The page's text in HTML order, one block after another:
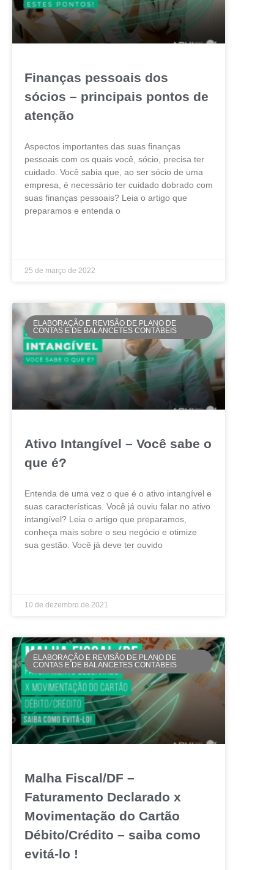
Finanças pessoais dos
sócios – principais pontos de
atenção
Aspectos importantes das suas finanças
pessoais com os quais você, sócio, precisa ter
cuidado. Você sabia que, ao ser sócio de uma
empresa, é necessário ter cuidado dobrado com
suas finanças pessoais? Leia o artigo que
preparamos e entenda o
25 de março de 2022
ELABORAÇÃO E REVISÃO DE PLANO DE
CONTAS E DE BALANCETES CONTÁBEIS
Ativo Intangível – Você sabe o
que é?
Entenda de uma vez o que é o ativo intangível e
suas características. Você já ouviu falar no ativo
intangível? Leia o artigo que preparamos,
conheça mais sobre o seu negócio e otimize
sua gestão. Você já deve ter ouvido
10 de dezembro de 2021
ELABORAÇÃO E REVISÃO DE PLANO DE
CONTAS E DE BALANCETES CONTÁBEIS
Malha Fiscal/DF –
Faturamento Declarado x
Movimentação do Cartão
Débito/Crédito – saiba como
evitá-lo !